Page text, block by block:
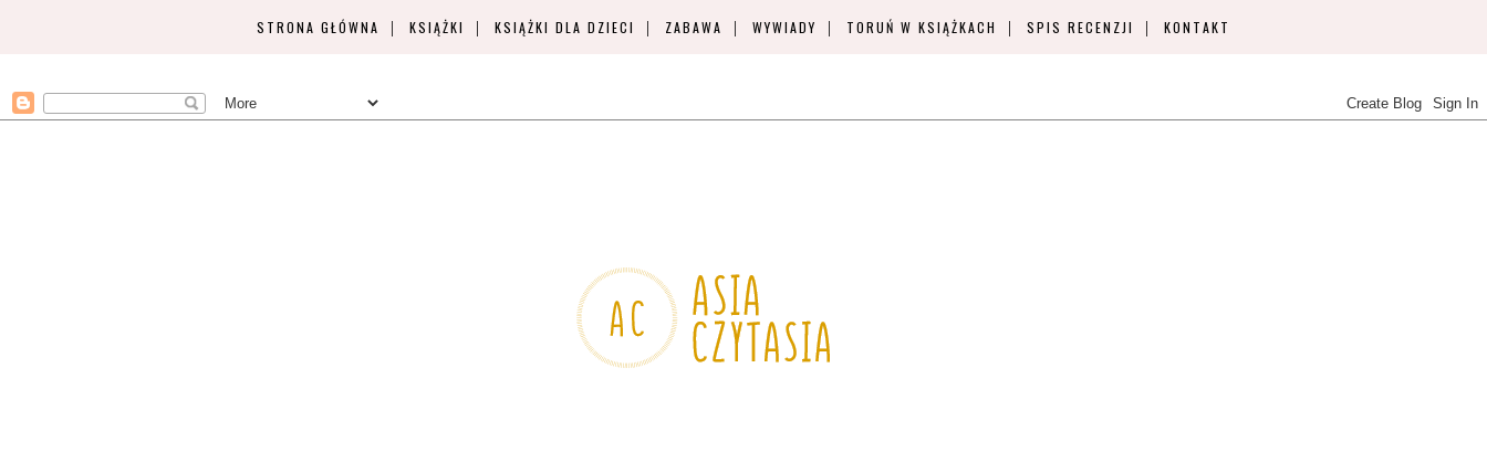
STRONA GŁÓWNA KSIĄŻKI KSIĄŻKI DLA DZIECI ZABAWA WYWIADY TORUŃ W KSIĄŻKACH SPIS RECENZJI KONTAKT